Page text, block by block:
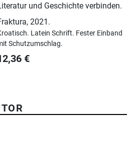
und Geschichte verbinden.
,2021.
Latein Schrift. Fester Einband
Schutzumschlag.
€